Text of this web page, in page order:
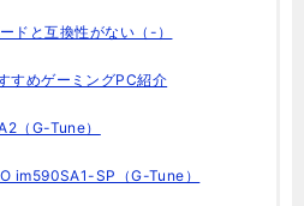
ドと互換性がない（-）
めゲーミングPC紹介
（G-Tune）
im590SA1-SP（G-Tune）